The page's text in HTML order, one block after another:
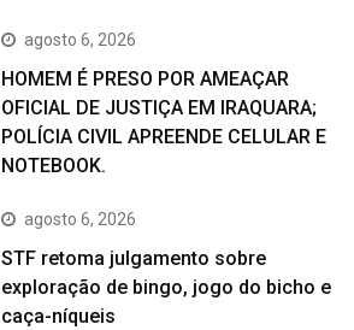
agosto 6, 2026
HOMEM É PRESO POR AMEAÇAR
OFICIAL DE JUSTIÇA EM IRAQUARA;
POLÍCIA CIVIL APREENDE CELULAR E
NOTEBOOK.
agosto 6, 2026
STF retoma julgamento sobre
exploração de bingo, jogo do bicho e
caça-níqueis